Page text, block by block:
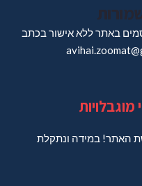
באתר ללא אישור בכתב
האתר! במידה ונתקלת